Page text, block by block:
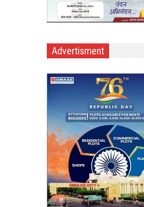
Advertisment